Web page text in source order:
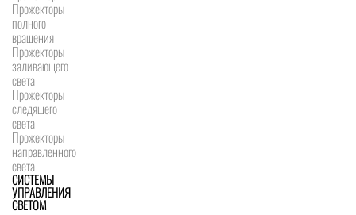
Прожекторы
полного
вращения
Прожекторы
заливающего
света
Прожекторы
следящего
света
Прожекторы
направленного
света
СИСТЕМЫ
УПРАВЛЕНИЯ
СВЕТОМ